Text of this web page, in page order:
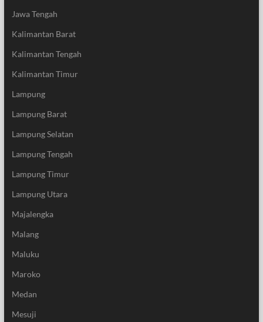
Jawa Tengah
Kalimantan Barat
Kalimantan Tengah
Kalimantan Timur
Lampung
Lampung Barat
Lampung Selatan
Lampung Tengah
Lampung Timur
Lampung Utara
Majalengka
Malang
Maluku
Maroko
Medan
Mesuji